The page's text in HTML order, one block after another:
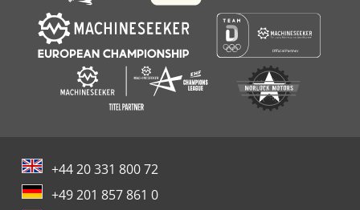
+44 20 331 800 72
+49 201 857 861 0